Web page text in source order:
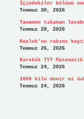
İçindekiler bölümü
Temmuz 30, 2026
Tamamen tıkanan
Temmuz 28, 2026
Kozluk’un rakımı
Temmuz 26, 2026
Karekök TYT
Temmuz 24, 2026
1000 kilo demir mi
Temmuz 24, 2026